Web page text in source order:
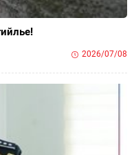
2026/07/08